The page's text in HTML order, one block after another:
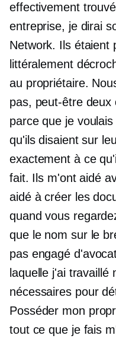
effectivement
entreprise, je dirai
Network. Ils étaient
littéralement
au propriétaire.
pas, peut-être
parce que je
qu'ils disaient sur
exactement à ce
fait. Ils m'ont aidé
aidé à créer les
quand vous
que le nom sur le
pas engagé
laquelle j'ai travaillé
nécessaires pour
Posséder mon
tout ce que je fais